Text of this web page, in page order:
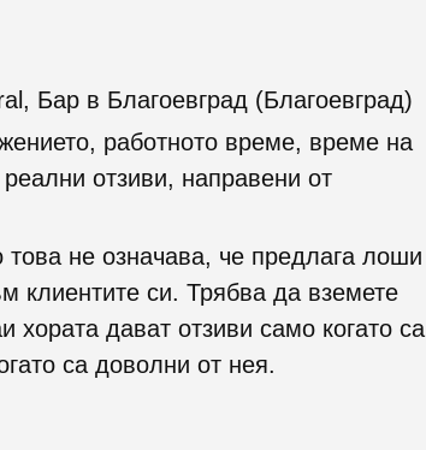
Бар в Благоевград (Благоевград)
работното време, време на
отзиви, направени от
не означава, че предлага лоши
клиентите си. Трябва да вземете
хората дават отзиви само когато са
са доволни от нея.